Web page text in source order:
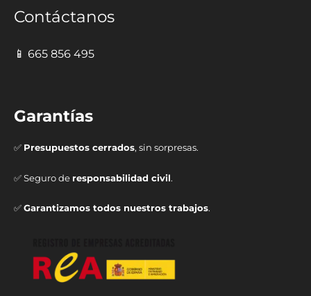
Contáctanos
📱 665 856 495
Garantías
✅ Presupuestos cerrados, sin sorpresas.
✅ Seguro de responsabilidad civil.
✅ Garantizamos todos nuestros trabajos.